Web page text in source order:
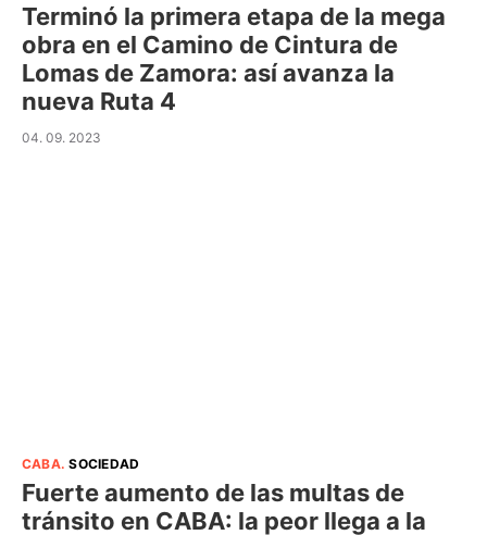
Terminó la primera etapa de la mega
obra en el Camino de Cintura de
Lomas de Zamora: así avanza la
nueva Ruta 4
04. 09. 2023
CABA.SOCIEDAD
Fuerte aumento de las multas de
tránsito en CABA: la peor llega a la